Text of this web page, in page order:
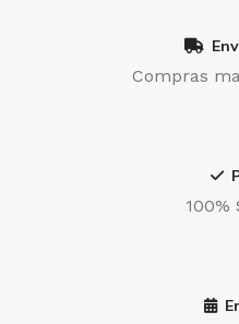
Compras
100%